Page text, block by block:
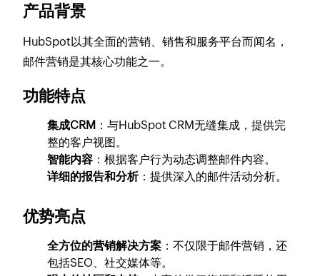
产品背景
HubSpot以其全面的营销、销售和服务平台而闻名，
邮件营销是其核心功能之一。
功能特点
集成CRM ：与HubSpot CRM无缝集成，提供完
整的客户视图。
智能内容 ：根据客户行为动态调整邮件内容。
详细的报告和分析：提供深入的邮件活动分析。
优势亮点
全方位的营销解决方案 ：不仅限于邮件营销，还
包括SEO、社交媒体等。